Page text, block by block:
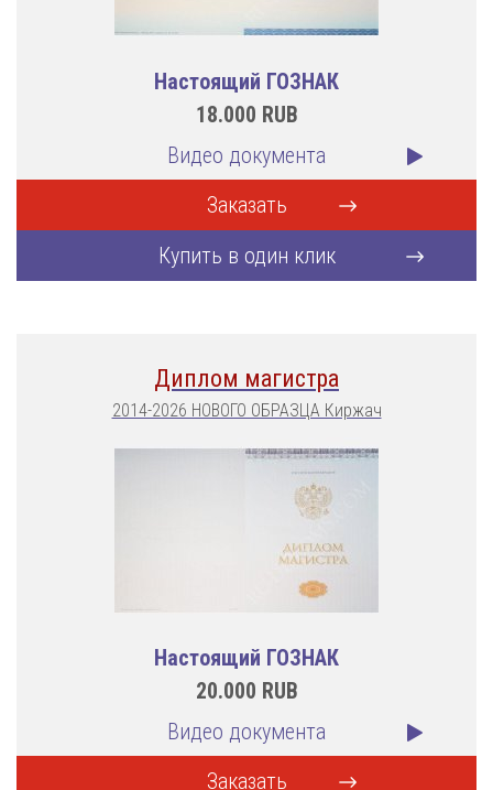
Настоящий ГОЗНАК
18.000 RUB
Видео документа
Заказать
Купить в один клик
Диплом магистра
2014-2026 НОВОГО ОБРАЗЦА Киржач
Настоящий ГОЗНАК
20.000 RUB
Видео документа
Заказать